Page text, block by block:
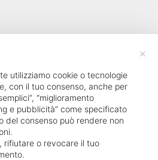
×
utilizziamo cookie o tecnologie
con il tuo consenso, anche per
“miglioramento
e pubblicità” come specificato
del consenso può rendere non
rifiutare o revocare il tuo